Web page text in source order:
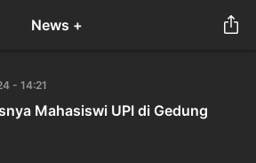
News +
- 14:21
Mahasiswi UPI di Gedung